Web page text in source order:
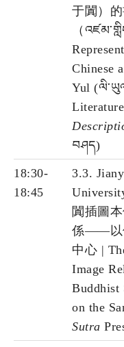
于闐）
（
Chinese
Yul
བཤད)
18:30-
18:45
3.3.
闐插圖
係——以
中心 |
Image
Buddhist
on the
Sutra